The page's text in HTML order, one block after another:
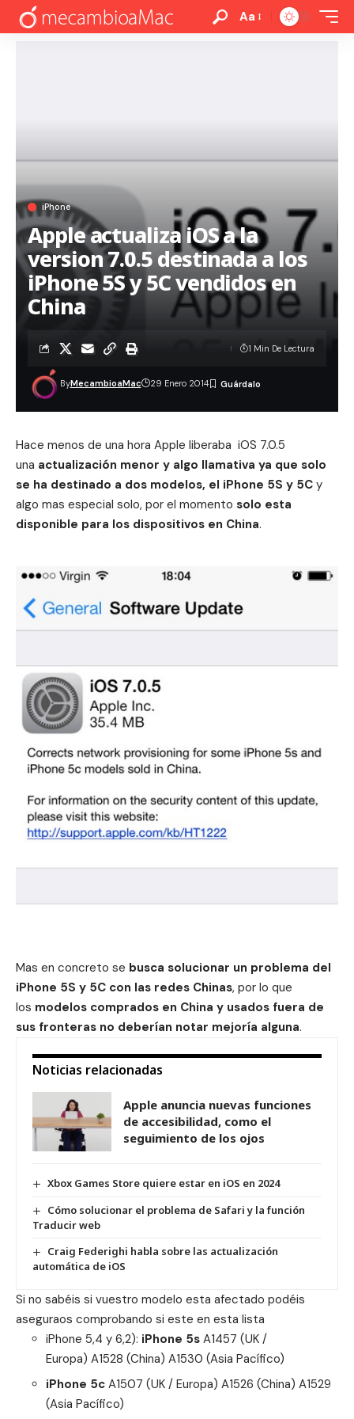
Aa
iPhone
Apple actualiza iOS a la
version 7.0.5 destinada a los
iPhone 5S y 5C vendidos en
China
ByMecambioaMac 29 Enero 2014
1 Min De Lectura
Hace menos de una hora Apple liberaba iOS 7.0.5
una actualización menor y algo llamativa ya que solo
se ha destinado a dos modelos, el iPhone 5S y 5C y
algo mas especial solo, por el momento solo esta
disponible para los dispositivos en China.
Mas en concreto se busca solucionar un problema del
iPhone 5S y 5C con las redes Chinas, por lo que
los modelos comprados en China y usados fuera de
sus fronteras no deberían notar mejoría alguna.
Noticias relacionadas
Apple anuncia nuevas funciones
de accesibilidad, como el
seguimiento de los ojos
Xbox Games Store quiere estar en iOS en 2024
Cómo solucionar el problema de Safari y la función
Traducir web
Craig Federighi habla sobre las actualización
automática de iOS
Si no sabéis si vuestro modelo esta afectado podéis
aseguraos comprobando si este en esta lista
iPhone 5,4 y 6,2): iPhone 5sA1457 (UK /
Europa) A1528 (China) A1530 (Asia Pacífico)
iPhone 5cA1507 (UK / Europa) A1526 (China) A1529
(Asia Pacífico)